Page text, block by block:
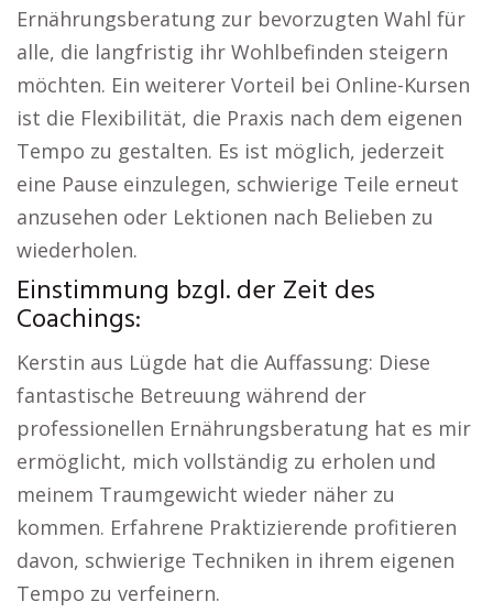
Ernährungsberatung zur bevorzugten Wahl für
alle, die langfristig ihr Wohlbefinden steigern
möchten. Ein weiterer Vorteil bei Online-Kursen
ist die Flexibilität, die Praxis nach dem eigenen
Tempo zu gestalten. Es ist möglich, jederzeit
eine Pause einzulegen, schwierige Teile erneut
anzusehen oder Lektionen nach Belieben zu
wiederholen.
Einstimmung bzgl. der Zeit des
Coachings:
Kerstin aus Lügde hat die Auffassung: Diese
fantastische Betreuung während der
professionellen Ernährungsberatung hat es mir
ermöglicht, mich vollständig zu erholen und
meinem Traumgewicht wieder näher zu
kommen. Erfahrene Praktizierende profitieren
davon, schwierige Techniken in ihrem eigenen
Tempo zu verfeinern.